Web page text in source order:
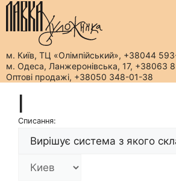
м. Київ, ТЦ «Олімпійський», +38044
м. Одеса, Ланжеронівська, 17, +38063
Оптові продажі, +38050 348-01-38
вмістуСписання: